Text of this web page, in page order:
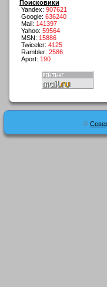
Поисковики
Yandex: 907621
Google: 636240
Mail: 141397
Yahoo: 59564
MSN: 15886
Twiceler: 4125
Rambler: 2586
Aport: 190
©